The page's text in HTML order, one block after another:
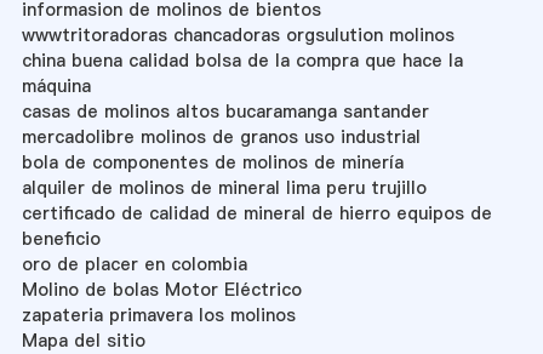
informasion de molinos de bientos
wwwtritoradoras chancadoras orgsulution molinos
china buena calidad bolsa de la compra que hace la
máquina
casas de molinos altos bucaramanga santander
mercadolibre molinos de granos uso industrial
bola de componentes de molinos de minería
alquiler de molinos de mineral lima peru trujillo
certificado de calidad de mineral de hierro equipos de
beneficio
oro de placer en colombia
Molino de bolas Motor Eléctrico
zapateria primavera los molinos
Mapa del sitio